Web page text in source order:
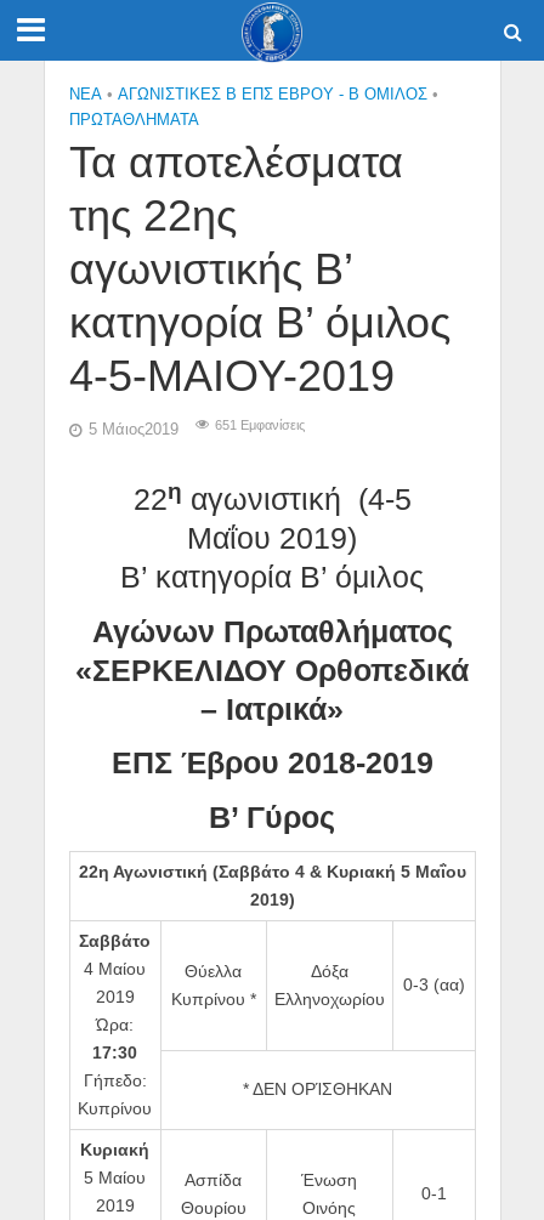
NEA • ΑΓΩΝΙΣΤΙΚΕΣ Β ΕΠΣ ΕΒΡΟΥ - Β ΟΜΙΛΟΣ •
ΠΡΩΤΑΘΛΉΜΑΤΑ
Τα αποτελέσματα
της 22ης
αγωνιστικής Β’
κατηγορία Β’ όμιλος
4-5-ΜΑΙΟΥ-2019
5 Μάιος2019 651 Εμφανίσεις
22η αγωνιστική (4-5
Μαΐου 2019)
Β’ κατηγορία Β’ όμιλος
Αγώνων Πρωταθλήματος
«ΣΕΡΚΕΛΙΔΟΥ Ορθοπεδικά
– Ιατρικά»
ΕΠΣ Έβρου 2018-2019
Β’ Γύρος
22η Αγωνιστική (Σαββάτο 4 & Κυριακή 5 Μαΐου
2019)
Σαββάτο
4 Μαίου
2019
Ώρα:
17:30
Γήπεδο:
Κυπρίνου
Θύελλα
Κυπρίνου *
Δόξα
Ελληνοχωρίου
0-3 (αα)
* ΔΕΝ ΟΡΊΣΘΗΚΑΝ
Κυριακή
5 Μαίου
2019
Ασπίδα
Θουρίου
Ένωση
Οινόης
0-1